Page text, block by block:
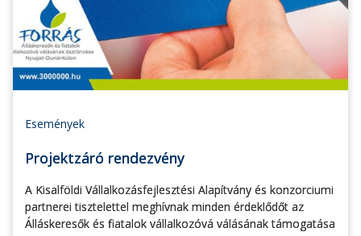
Események
Projektzáró rendezvény
A Kisalföldi Vállalkozásfejlesztési Alapítvány és konzorciumi
partnerei tisztelettel meghívnak minden érdeklődőt az
Álláskeresők és fiatalok vállalkozóvá válásának támogatása